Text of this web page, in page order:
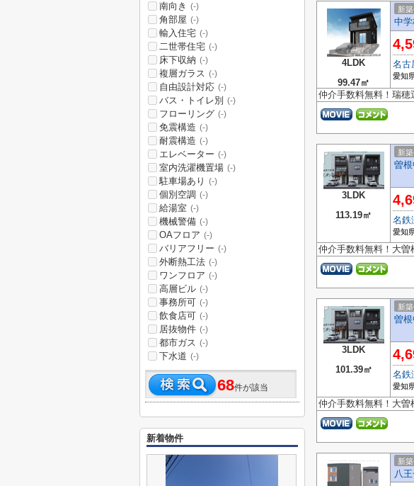
4LDK
99.47㎡
新
中学
名古
愛知
仲介手数料無料！瑞
3LDK
113.19㎡
新
曽
名鉄
愛知
仲介手数料無料！大
3LDK
101.39㎡
新
曽
名鉄
愛知
仲介手数料無料！大
新
八
南向き (-)
角部屋 (-)
輸入住宅 (-)
二世帯住宅 (-)
床下収納 (-)
複層ガラス (-)
自由設計対応 (-)
バス・トイレ別 (-)
フローリング (-)
免震構造 (-)
耐震構造 (-)
エレベーター (-)
室内洗濯機置場 (-)
駐車場あり (-)
個別空調 (-)
給湯室 (-)
機械警備 (-)
OAフロア (-)
バリアフリー (-)
外断熱工法 (-)
ワンフロア (-)
高層ビル (-)
事務所可 (-)
飲食店可 (-)
居抜物件 (-)
都市ガス (-)
下水道 (-)
68件が該当
新着物件